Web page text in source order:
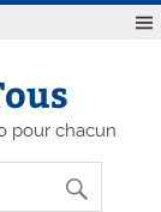
pour chacun